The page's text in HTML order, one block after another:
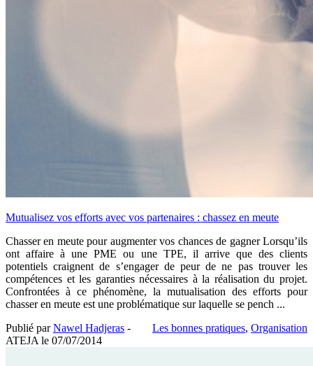
Mutualisez vos efforts avec vos partenaires : chassez en meute
Chasser en meute pour augmenter vos chances de gagner Lorsqu’ils
ont affaire à une PME ou une TPE, il arrive que des clients
potentiels craignent de s’engager de peur de ne pas trouver les
compétences et les garanties nécessaires à la réalisation du projet.
Confrontées à ce phénomène, la mutualisation des efforts pour
chasser en meute est une problématique sur laquelle se pench ...
Les bonnes pratiques, Organisation
Publié parNawel Hadjeras -
ATEJA le 07/07/2014